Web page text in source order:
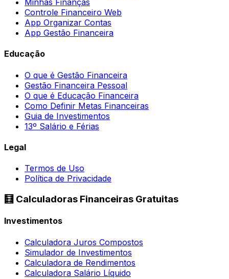
Minhas Finanças
Controle Financeiro Web
App Organizar Contas
App Gestão Financeira
Educação
O que é Gestão Financeira
Gestão Financeira Pessoal
O que é Educação Financeira
Como Definir Metas Financeiras
Guia de Investimentos
13º Salário e Férias
Legal
Termos de Uso
Política de Privacidade
🧮 Calculadoras Financeiras Gratuitas
Investimentos
Calculadora Juros Compostos
Simulador de Investimentos
Calculadora de Rendimentos
Calculadora Salário Líquido